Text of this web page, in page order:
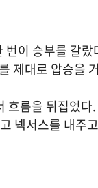
이 승부를 갈랐
제대로 압승을
흐름을 뒤집었다
넥서스를 내주